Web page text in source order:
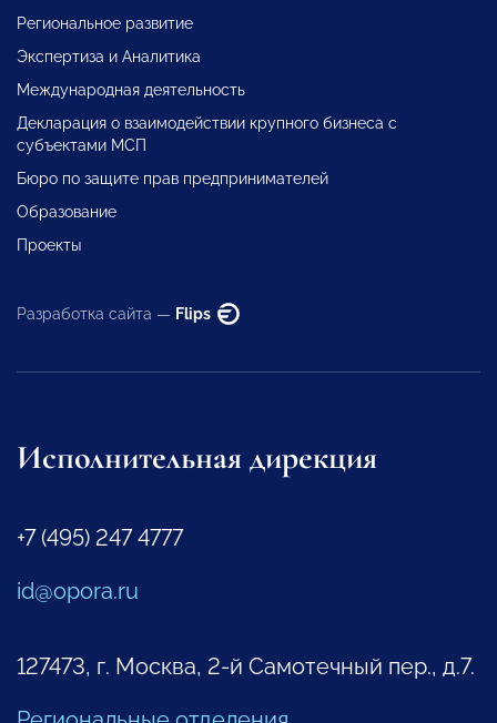
Региональное развитие
Экспертиза и Аналитика
Международная деятельность
Декларация о взаимодействии крупного бизнеса с
субъектами МСП
Бюро по защите прав предпринимателей
Образование
Проекты
Разработка сайта — Flips
Исполнительная дирекция
+7 (495) 247 4777
id@opora.ru
127473, г. Москва, 2-й Самотечный пер., д.7.